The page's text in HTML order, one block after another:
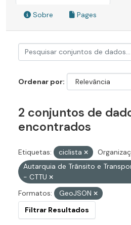
Sobre Pages
Ordenar por
2 conjuntos de
encontrados
Etiquetas: ciclista
Autarquia de Trânsito e
- CTTU
Formatos:
GeoJSON
Filtrar Resultados